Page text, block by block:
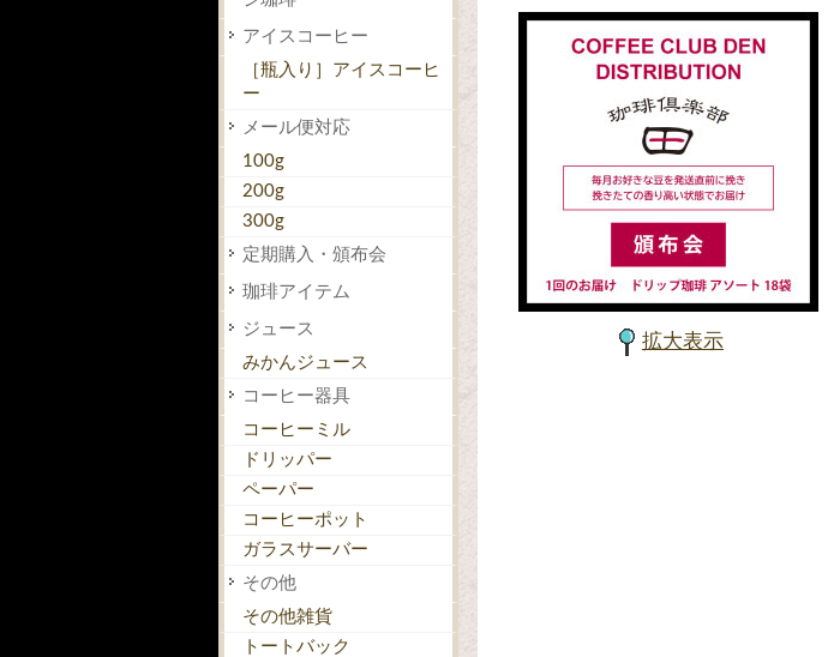
アイスコーヒー
［瓶入り］アイスコーヒ
ー
メール便対応
100g
200g
300g
定期購入・頒布会
珈琲アイテム
ジュース
みかんジュース
コーヒー器具
コーヒーミル
ドリッパー
ペーパー
コーヒーポット
ガラスサーバー
その他
その他雑貨
トートバック
拡大表示